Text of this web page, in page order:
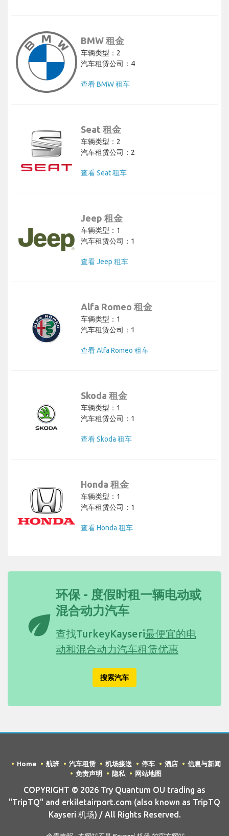
BMW 租金
车辆类型：2
汽车租赁公司：4
查看 BMW 租车
Seat 租金
车辆类型：2
汽车租赁公司：2
查看 Seat 租车
Jeep 租金
车辆类型：1
汽车租赁公司：1
查看 Jeep 租车
Alfa Romeo 租金
车辆类型：1
汽车租赁公司：1
查看 Alfa Romeo 租车
Skoda 租金
车辆类型：1
汽车租赁公司：1
查看 Skoda 租车
Honda 租金
车辆类型：1
汽车租赁公司：1
查看 Honda 租车
eco
环保 - 度假时租一辆电动或
混合动力汽车
查找TurkeyKayseri最便宜的电
动和混合动力汽车租赁优惠
搜索汽车
Home 航班 汽车租赁 机场接送 停车 酒店
信息与新闻
免责声明
隐私 网站地图
COPYRIGHT © 2026 Try Quantum OU trading as
"TripTQ" and erkiletairport.com (also known as TripTQ
Kayseri 机场) / All Rights Reserved.